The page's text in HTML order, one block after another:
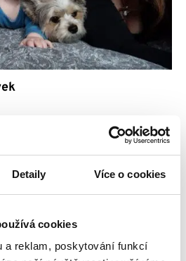
Detaily Více o cookies
cookies
a reklam, poskytování funkcí